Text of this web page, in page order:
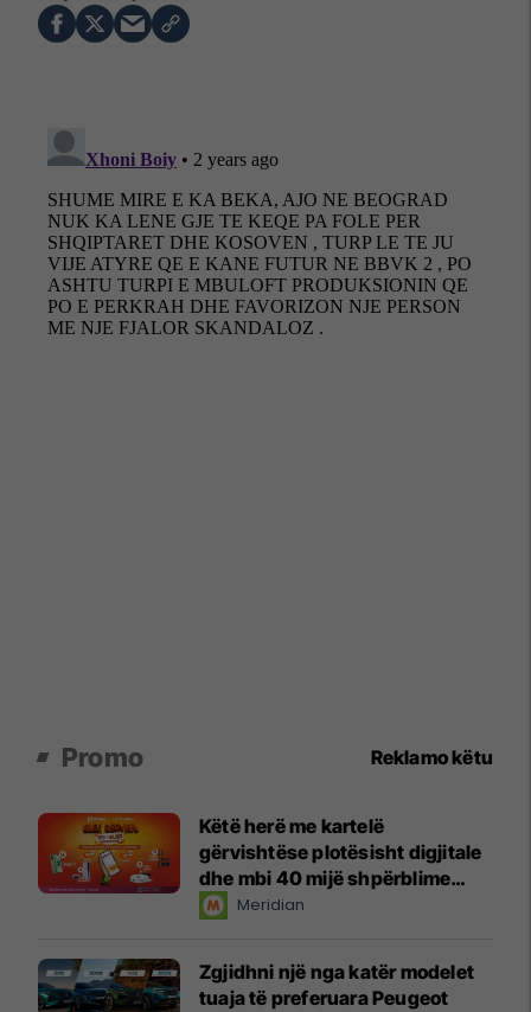
Promo Reklamo këtu
Këtë herë me kartelë
gërvishtëse plotësisht digjitale
dhe mbi 40 mijë shpërblime
instant!Meridian
Zgjidhni një nga katër modelet
tuaja të preferuara Peugeot